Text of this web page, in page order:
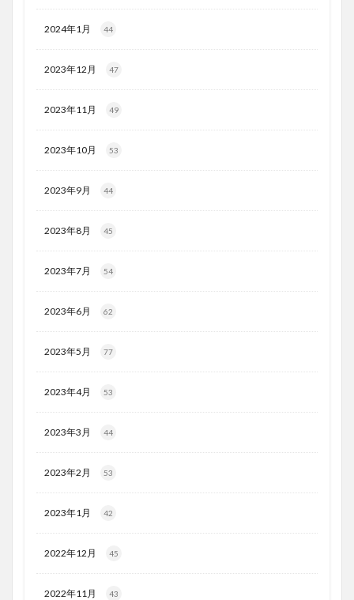
2024年1月 44
2023年12月 47
2023年11月 49
2023年10月 53
2023年9月 44
2023年8月 45
2023年7月 54
2023年6月 62
2023年5月 77
2023年4月 53
2023年3月 44
2023年2月 53
2023年1月 42
2022年12月 45
2022年11月 43